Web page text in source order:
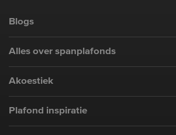
Blogs
Alles over spanplafonds
Akoestiek
Plafond inspiratie